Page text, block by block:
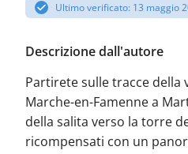
Ultimo verificato: 13 maggio
Descrizione dall'autore
Partirete sulle tracce della
Marche-en-Famenne a
della salita verso la torre
ricompensati con un